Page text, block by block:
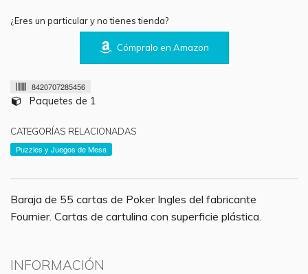
¿Eres un particular y no tienes tienda?
Cómpralo en Amazon
8420707285456
Paquetes de 1
CATEGORÍAS RELACIONADAS
Puzzles y Juegos de Mesa
Baraja de 55 cartas de Poker Ingles del fabricante
Fournier. Cartas de cartulina con superficie plástica.
INFORMACIÓN